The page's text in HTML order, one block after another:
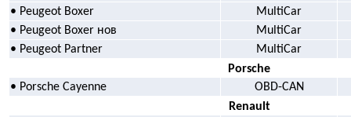
• Peugeot Boxer
MultiCar
• Peugeot Boxer нов
MultiCar
• Peugeot Partner
MultiCar
Porsche
• Porsche Cayenne
OBD-CAN
Renault